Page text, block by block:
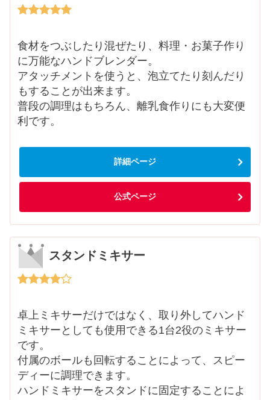
食材をつぶしたり混ぜたり、料理・お菓子作り
に万能なハンドブレンダー。
アタッチメントを使うと、泡立てたり刻んだり
もすることが出来ます。
普段の調理はもちろん、離乳食作りにも大変便
利です。
詳細ページ
公式ページ
スタンドミキサー
卓上ミキサーだけではなく、取り外してハンド
ミキサーとしても使用できる1台2役のミキサー
です。
付属のボールも回転することによって、スピー
ディーに調理できます。
ハンドミキサーをスタンドに固定することによ